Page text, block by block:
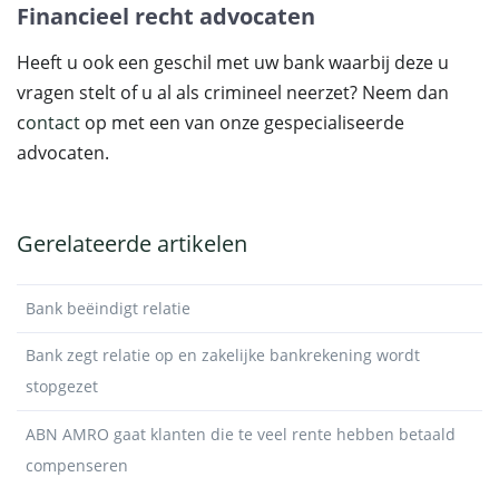
Financieel recht advocaten
Heeft u ook een geschil met uw bank waarbij deze u
vragen stelt of u al als crimineel neerzet? Neem dan
contact op met een van onze gespecialiseerde
advocaten.
Gerelateerde artikelen
Bank beëindigt relatie
Bank zegt relatie op en zakelijke bankrekening wordt
stopgezet
ABN AMRO gaat klanten die te veel rente hebben betaald
compenseren